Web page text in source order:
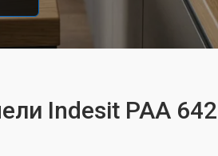
Indesit PAA